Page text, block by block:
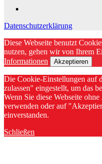
Datenschutzerklärung
Diese Webseite benutzt
nutzen, gehen wir von Ihrem
Informationen
Akzeptieren
Die Cookie-Einstellungen auf
zulassen" eingestellt, um das
Wenn Sie diese Webseite
verwenden oder auf
einverstanden.
Schließen